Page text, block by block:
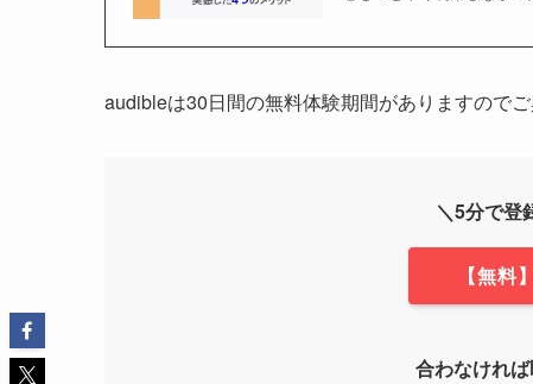
audibleは30日間の無料体験期間がありますので
＼5分で登
【無
合わなけれ